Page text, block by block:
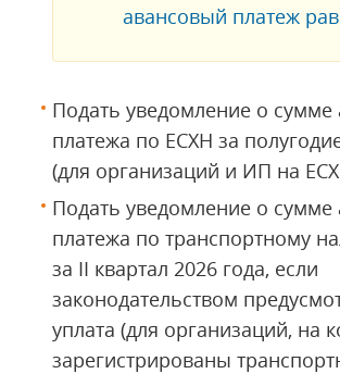
авансовый платеж
Подать уведомление о сумме
платежа по ЕСХН за
(для организаций и ИП на
Подать уведомление о сумме
платежа по транспортному
за II квартал 2026 года, если
законодательством
уплата (для организаций, на
зарегистрированы